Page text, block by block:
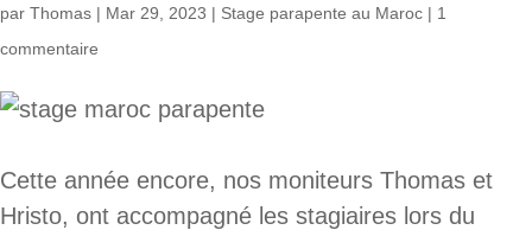
par Thomas | Mar 29, 2023 | Stage parapente au Maroc | 1
commentaire
Cette année encore, nos moniteurs Thomas et
Hristo, ont accompagné les stagiaires lors du